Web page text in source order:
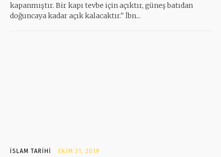
kapanmıştır. Bir kapı tevbe için açıktır, güneş batıdan
doğuncaya kadar açık kalacaktır.'' İbn...
İSLAM TARIHI EKIM 31, 2019